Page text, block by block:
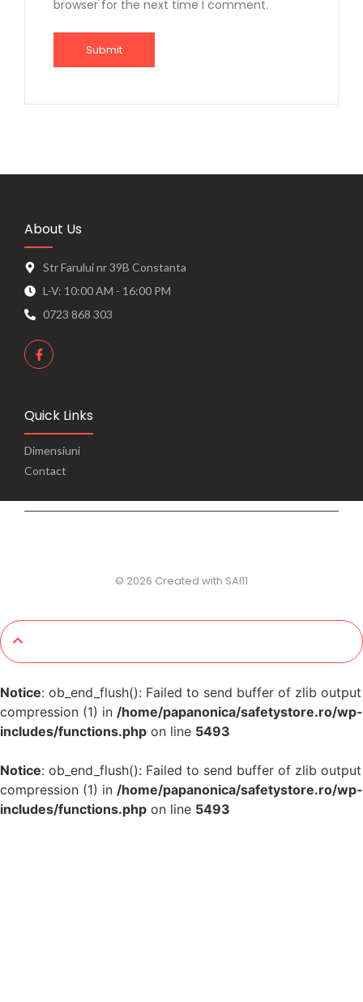
browser for the next time I comment.
About Us
Str Farului nr 39B Constanta
L-V: 10:00 AM - 16:00 PM
0723 868 303
Quick Links
Dimensiuni
Contact
© 2026 Created with SAI11
Notice: ob_end_flush(): Failed to send buffer of zlib output
compression (1) in /home/papanonica/safetystore.ro/wp-
includes/functions.php on line 5493
Notice: ob_end_flush(): Failed to send buffer of zlib output
compression (1) in /home/papanonica/safetystore.ro/wp-
includes/functions.php on line 5493